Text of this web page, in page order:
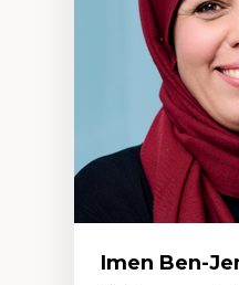
Imen Ben-